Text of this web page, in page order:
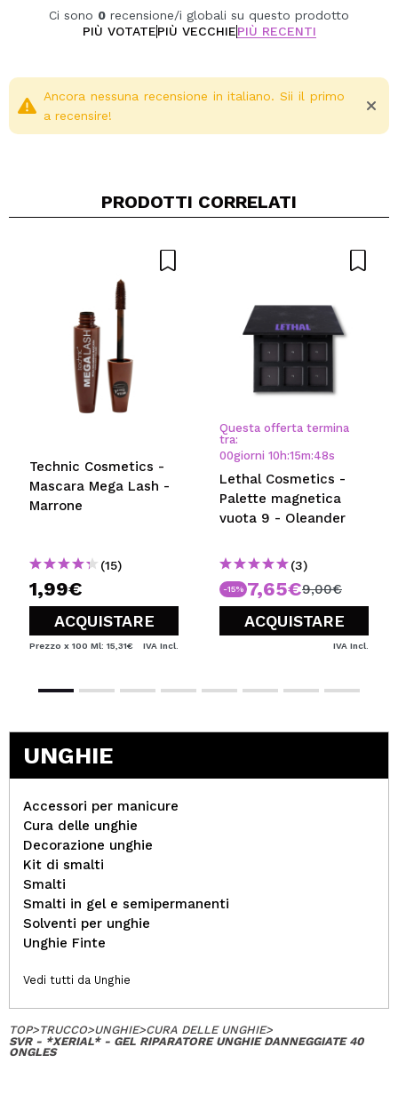
Ci sono 0 recensione/i globali su questo prodotto
PIÙ VOTATEPIÙ VECCHIEPIÙ RECENTI
Condividi un video o una foto
Il tuo video potrebbe essere il primo. Immaginalo...
Consiglieresti questo acquisto? Si No
INVIA
Ancora nessuna recensione in italiano. Sii il primo
a recensire!
PRODOTTI CORRELATI
Technic Cosmetics -
Mascara Mega Lash -
Marrone
(15)
1,99€
ACQUISTARE
Prezzo x 100 Ml: 15,31€ IVA Incl.
Questa offerta termina
tra:
00giorni 10 h:15m:48s
Lethal Cosmetics -
Palette magnetica
vuota 9 - Oleander
(3)
-15% 7,65€9,00€
ACQUISTARE
IVA Incl.
UNGHIE
Accessori per manicure
Cura delle unghie
Decorazione unghie
Kit di smalti
Smalti
Smalti in gel e semipermanenti
Solventi per unghie
Unghie Finte
Vedi tutti da Unghie
TOP>TRUCCO>UNGHIE>CURA DELLE UNGHIE>
SVR - *XERIAL* - GEL RIPARATORE UNGHIE DANNEGGIATE 40
ONGLES